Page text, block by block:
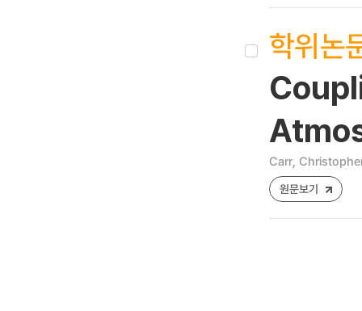
학위논
Carr,
원문보기